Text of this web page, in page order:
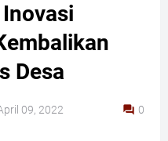
Desa
09, 2022 0